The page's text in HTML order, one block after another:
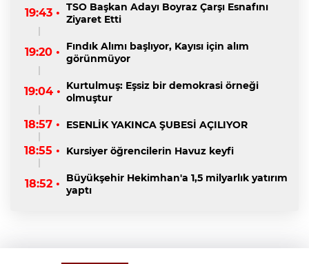
19:43 • TSO Başkan Adayı Boyraz Çarşı Esnafını
Ziyaret Etti
19:20 •
Fındık Alımı başlıyor, Kayısı için alım
görünmüyor
19:04 • Kurtulmuş: Eşsiz bir demokrasi örneği
olmuştur
18:57 • ESENLİK YAKINCA ŞUBESİ AÇILIYOR
18:55 • Kursiyer öğrencilerin Havuz keyfi
18:52 •
Büyükşehir Hekimhan'a 1,5 milyarlık yatırım
yaptı